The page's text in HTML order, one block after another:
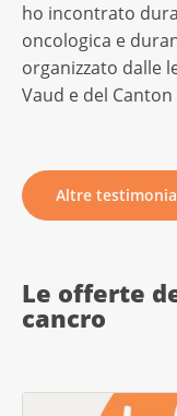
ho incontrato
oncologica e
organizzato dalle
Vaud e del
Altre
Le offerte
cancro